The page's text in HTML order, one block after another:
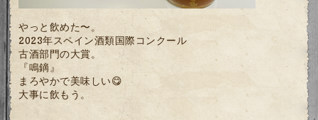
やっと飲めた〜。
2023年スペイン酒類国際コンクール
古酒部門の大賞。
『鳴鏑』
まろやかで美味しい😋
大事に飲もう。